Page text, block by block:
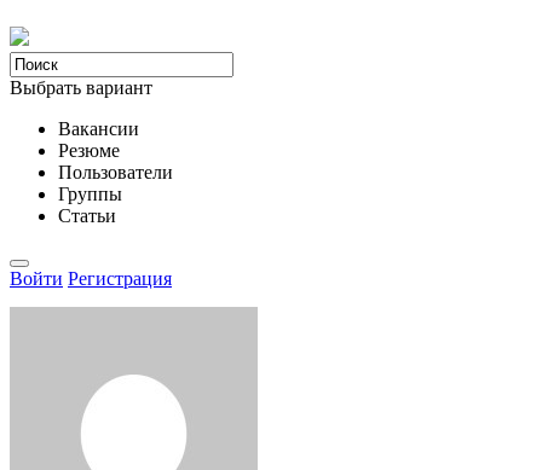
Выбрать вариант
Вакансии
Резюме
Пользователи
Группы
Статьи
Войти Регистрация